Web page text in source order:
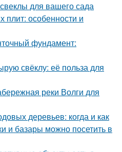
для вашего сада
плит: особенности и
фундамент:
свёклу: её польза для
реки Волги для
деревьев: когда и как
и базары можно посетить в